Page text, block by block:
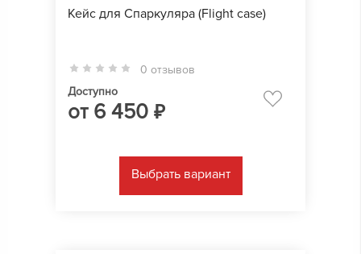
Кейс для Cпаркуляра (Flight case)
0 отзывов
Доступно
от 6 450 ₽
Выбрать вариант